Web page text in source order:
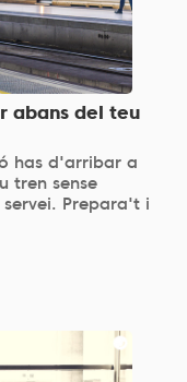
abans del teu
has d'arribar a
tren sense
Prepara't i